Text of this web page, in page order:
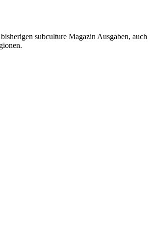
subculture Magazin Ausgaben, auch